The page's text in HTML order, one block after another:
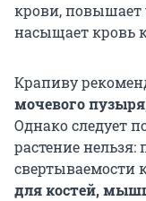
крови, повышает
насыщает кровь
Крапиву
мочевого
Однако следует
растение нельзя:
свертываемости
для костей,